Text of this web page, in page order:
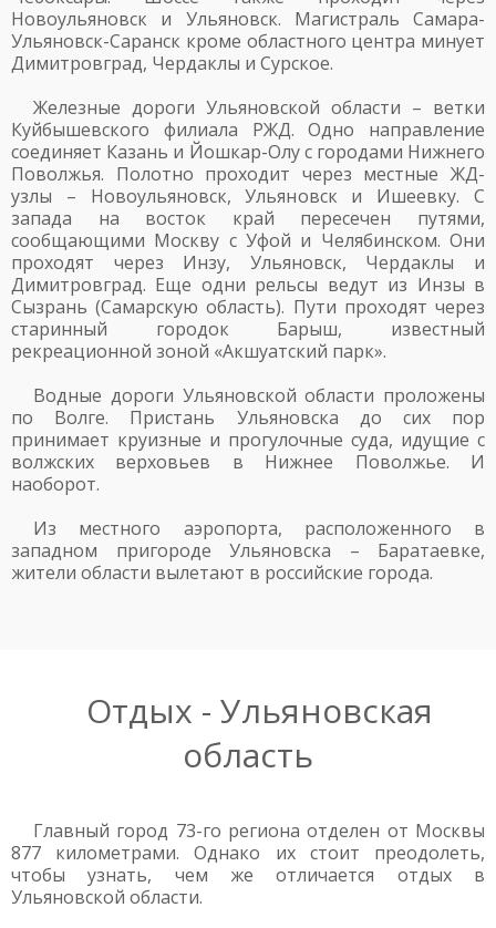
Новоульяновск и Ульяновск. Магистраль Самара-
Ульяновск-Саранск кроме областного центра минует
Димитровград, Чердаклы и Сурское.
Железные дороги Ульяновской области – ветки
Куйбышевского филиала РЖД. Одно направление
соединяет Казань и Йошкар-Олу с городами Нижнего
Поволжья. Полотно проходит через местные ЖД-
узлы – Новоульяновск, Ульяновск и Ишеевку. С
запада на восток край пересечен путями,
сообщающими Москву с Уфой и Челябинском. Они
проходят через Инзу, Ульяновск, Чердаклы и
Димитровград. Еще одни рельсы ведут из Инзы в
Сызрань (Самарскую область). Пути проходят через
старинный городок Барыш, известный
рекреационной зоной «Акшуатский парк».
Водные дороги Ульяновской области проложены
по Волге. Пристань Ульяновска до сих пор
принимает круизные и прогулочные суда, идущие с
волжских верховьев в Нижнее Поволжье. И
наоборот.
Из местного аэропорта, расположенного в
западном пригороде Ульяновска – Баратаевке,
жители области вылетают в российские города.
Отдых - Ульяновская
область
Главный город 73-го региона отделен от Москвы
877 километрами. Однако их стоит преодолеть,
чтобы узнать, чем же отличается отдых в
Ульяновской области.